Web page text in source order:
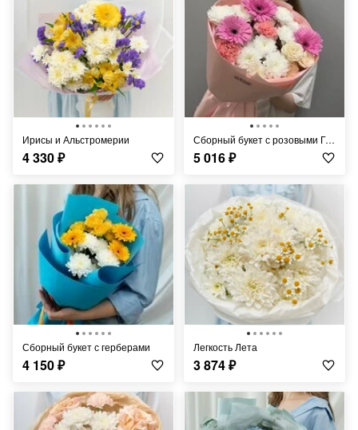
Ирисы и Альстромерии
4 330₽
Сборный букет с розовыми Герберами
5 016₽
Сборный букет с герберами
4 150₽
Легкость Лета
3 874₽